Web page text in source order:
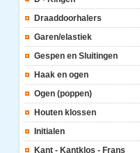
Draaddoorhalers
Garen/elastiek
Gespen en Sluitingen
Haak en ogen
Ogen (poppen)
Houten klossen
Initialen
Kant - Kantklos - Frans